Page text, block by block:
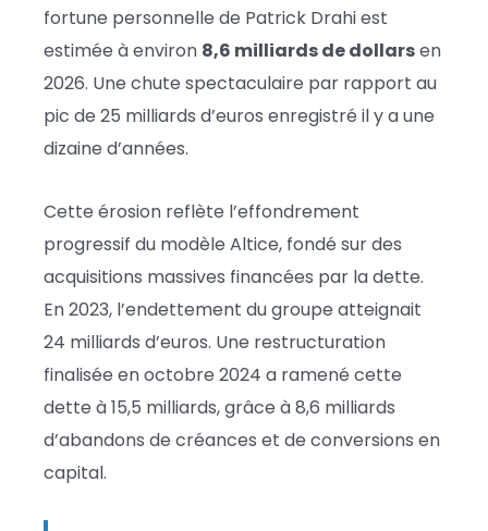
fortune personnelle de Patrick Drahi est
estimée à environ 8,6 milliards de dollarsen
2026. Une chute spectaculaire par rapport au
pic de 25 milliards d’euros enregistré il y a une
dizaine d’années.
Cette érosion reflète l’effondrement
progressif du modèle Altice, fondé sur des
acquisitions massives financées par la dette.
En 2023, l’endettement du groupe atteignait
24 milliards d’euros. Une restructuration
finalisée en octobre 2024 a ramené cette
dette à 15,5 milliards, grâce à 8,6 milliards
d’abandons de créances et de conversions en
capital.